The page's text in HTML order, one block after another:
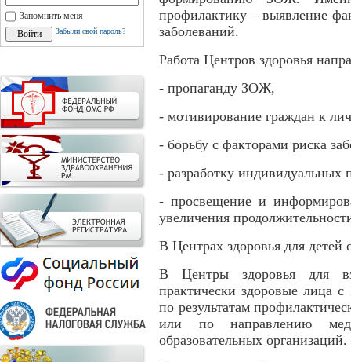
Запомнить меня
Забыли свой пароль?
профилактику – выявление
заболеваний.
Работа Центров здоровья
- пропаганду ЗОЖ,
- мотивирование граждан к
- борьбу с факторами риска
- разработку
- просвещение и
увеличения
В Центрах здоровья для детей
В Центры здоровья для
практически здоровые лица с
по результатам
или по направлению
образовательных организаций.